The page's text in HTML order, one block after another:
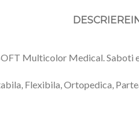
DESCRIERE
Multicolor Medical.
Flexibila, Ortopedica,